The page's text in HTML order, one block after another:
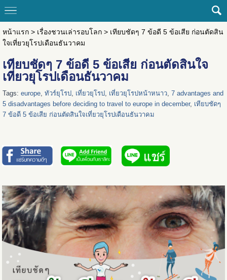
หน้าแรก> เรื่องชวนเล่ารอบโลก> เทียบชัดๆ 7 ข้อดี 5 ข้อเสีย ก่อนตัดสิน
ใจเที่ยวยุโรปเดือนธันวาคม
เทียบชัดๆ 7 ข้อดี 5 ข้อเสีย ก่อนตัดสินใจ
เที่ยวยุโรปเดือนธันวาคม
Tags: europe, ทัวร์ยุโรป, เที่ยวยุโรป, เที่ยวยุโรปหน้าหนาว, 7 advantages and
5 disadvantages before deciding to travel to europe in december, เทียบชัดๆ
7 ข้อดี 5 ข้อเสีย ก่อนตัดสินใจเที่ยวยุโรปเดือนธันวาคม